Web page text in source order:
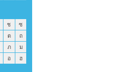
ช
ซ
ต
ถ
ภ
ม
อ ฮ